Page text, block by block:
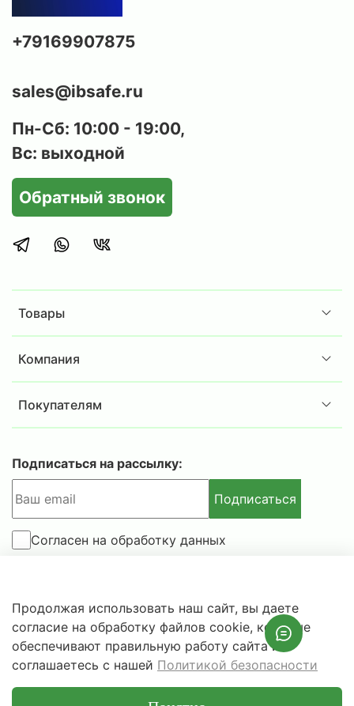
Товары
Компания
Покупателям
+79169907875
sales@ibsafe.ru
Пн-Сб: 10:00 - 19:00,
Вс: выходной
Обратный звонок
Подписаться на рассылку:
Подписаться
Согласен на обработку данных
© 2025-2026 IBSAFE.RU – Интернет-магазин сейфов и
металлической мебели.
Информация о розничных ценах, технических
характеристиках, наличии на складе носит справочный
характер и не является публичной офертой.
Продолжая использовать наш сайт, вы даете
согласие на обработку файлов cookie, которые
обеспечивают правильную работу сайта и
соглашаетесь с нашей Политикой безопасности